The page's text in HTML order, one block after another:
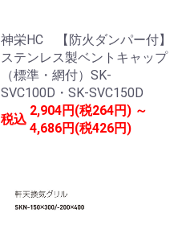
神栄HC 【防火ダンパー付】
ステンレス製ベントキャップ
（標準・網付）SK-
SVC100D・SK-SVC150D
税込
2,904円(税264円) ～
4,686円(税426円)